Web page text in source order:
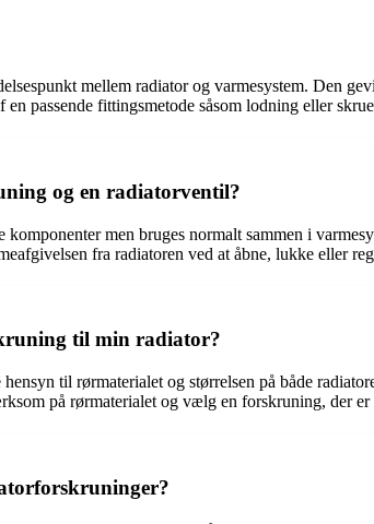
mellem radiator og varmesystem. Den
passende fittingsmetode såsom lodning eller
og en radiatorventil?
men bruges normalt sammen i
fra radiatoren ved at åbne, lukke eller
til min radiator?
til rørmaterialet og størrelsen på både
på rørmaterialet og vælg en forskruning, der er